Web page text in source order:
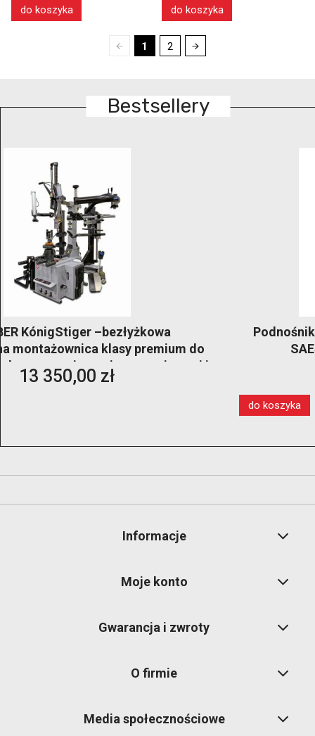
do koszyka do koszyka
1 2
Bestsellery
Podnośnik dwukolumnowy 4T automatyczny
SAE40 | Podnośnik warsztatowy
elektrohydrauliczny
10 890,00 zł
Informacje
Moje konto
Gwarancja i zwroty
O firmie
Media społecznościowe